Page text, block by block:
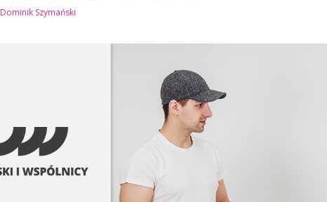
Dominik Szymański